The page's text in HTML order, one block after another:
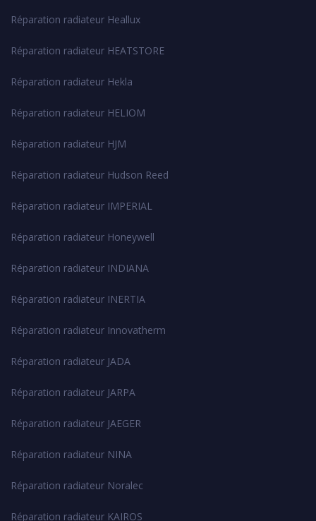
Réparation radiateur Heallux
Réparation radiateur HEATSTORE
Réparation radiateur Hekla
Réparation radiateur HELIOM
Réparation radiateur HJM
Réparation radiateur Hudson Reed
Réparation radiateur IMPERIAL
Réparation radiateur Honeywell
Réparation radiateur INDIANA
Réparation radiateur INERTIA
Réparation radiateur Innovatherm
Réparation radiateur JADA
Réparation radiateur JARPA
Réparation radiateur JAEGER
Réparation radiateur NINA
Réparation radiateur Noralec
Réparation radiateur KAIROS